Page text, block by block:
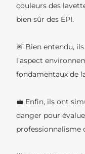
couleurs des
bien sûr des EPI.
🚨 Bien entendu,
l’aspect
fondamentaux de
💼 Enfin, ils ont
danger pour
professionnalisme